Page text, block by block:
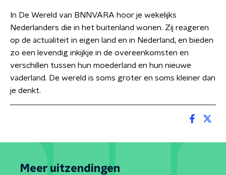
In De Wereld van BNNVARA hoor je wekelijks
Nederlanders die in het buitenland wonen. Zij reageren
op de actualiteit in eigen land en in Nederland, en bieden
zo een levendig inkijkje in de overeenkomsten en
verschillen tussen hun moederland en hun nieuwe
vaderland. De wereld is soms groter en soms kleiner dan
je denkt.
Meer uitzendingen